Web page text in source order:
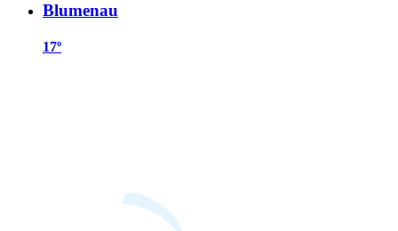
Blumenau
17º